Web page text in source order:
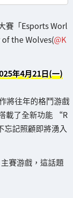
賽「Esports Worl
of the Wolves(@K
年4月21日(一)
將往年的格鬥游戲
載了全新功能 “R
記照顧即將湧入
賽游戲，這話題